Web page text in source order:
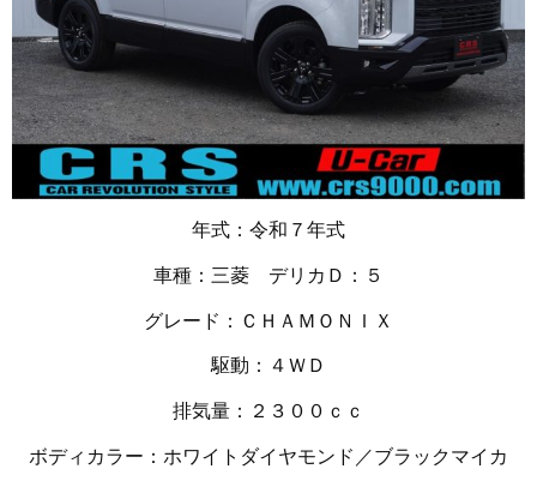
年式：令和７年式
車種：三菱 デリカＤ：５
グレード：ＣＨＡＭＯＮＩＸ
駆動：４ＷＤ
排気量：２３００ｃｃ
ボディカラー：ホワイトダイヤモンド／ブラックマイカ